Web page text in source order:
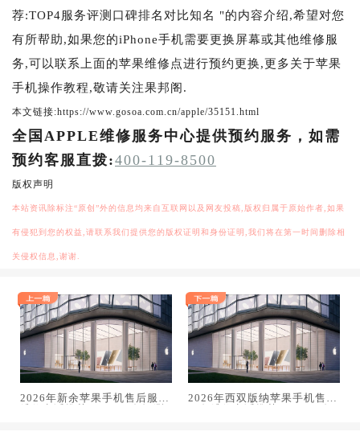
荐:TOP4服务评测口碑排名对比知名 "的内容介绍,希望对您
有所帮助,如果您的iPhone手机需要更换屏幕或其他维修服
务,可以联系上面的苹果维修点进行预约更换,更多关于苹果
手机操作教程,敬请关注果邦阁.
本文链接:https://www.gosoa.com.cn/apple/35151.html
全国APPLE维修服务中心提供预约服务，如需
预约客服直拨:400-119-8500
版权声明
本站资讯除标注“原创”外的信息均来自互联网以及网友投稿,版权归属于原始作者,如果
有侵犯到您的权益,请联系我们提供您的版权证明和身份证明,我们将在第一时间删除相
关侵权信息,谢谢.
2026年新余苹果手机售后服务
2026年西双版纳苹果手机售后